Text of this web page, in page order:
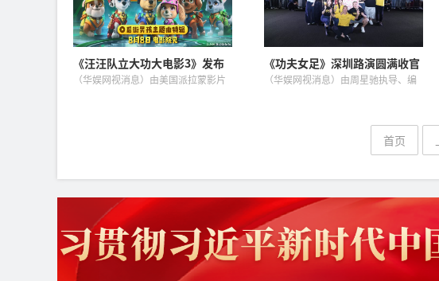
《汪汪队立大功大电影3》发布
后街男孩主题曲特辑 8月8日影
院见
（华娱网视消息）由美国派拉蒙影片
《功夫女足》深圳路演圆满收官
周星驰说观众的支持是我的动力
（华娱网视消息）由周星驰执导、编
别介绍的喜剧电影《功夫女足》爆
首页